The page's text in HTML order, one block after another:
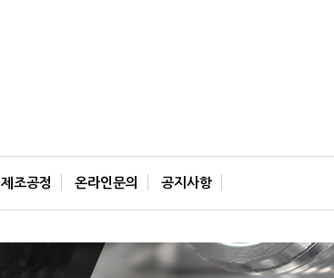
제조공정 온라인문의 공지사항